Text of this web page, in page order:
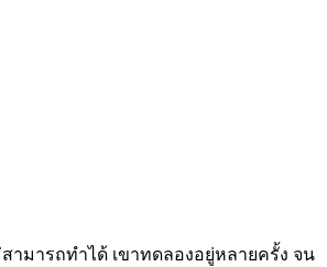
ามารถทำได้ เขาทดลองอยู่หลายครั้ง จน